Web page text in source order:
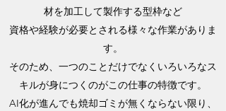
材を加工して製作する型枠など
資格や経験が必要とされる様々な作業がありま
す。
そのため、一つのことだけでなくいろいろなス
キルが身につくのがこの仕事の特徴です。
AI化が進んでも焼却ゴミが無くならない限り、